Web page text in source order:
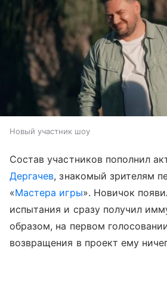
Новый участник шоу
Состав участников пополнил
Дергачев, знакомый зрителям
«Мастера игры». Новичок
испытания и сразу получил
образом, на первом
возвращения в проект ему